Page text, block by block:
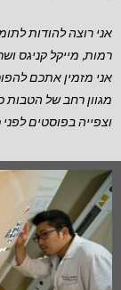
אני רוצה להודות
רמות, מייקל קניגס
אני מזמין אתכם
מגוון רחב של הטבות
וצפייה בפוסטים